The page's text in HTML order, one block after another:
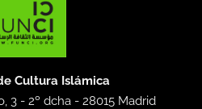
Cultura Islámica
3 - 2º dcha -28015 Madrid